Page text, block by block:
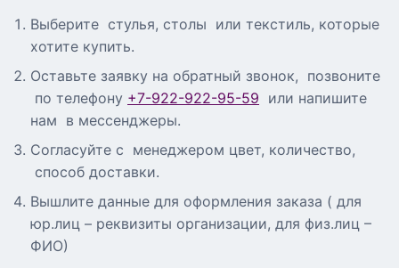
Выберите стулья, столы или текстиль, которые
хотите купить.
Оставьте заявку на обратный звонок, позвоните
по телефону +7-922-922-95-59 или напишите
нам в мессенджеры.
Согласуйте с менеджером цвет, количество,
способ доставки.
Вышлите данные для оформления заказа ( для
юр.лиц – реквизиты организации, для физ.лиц –
ФИО)